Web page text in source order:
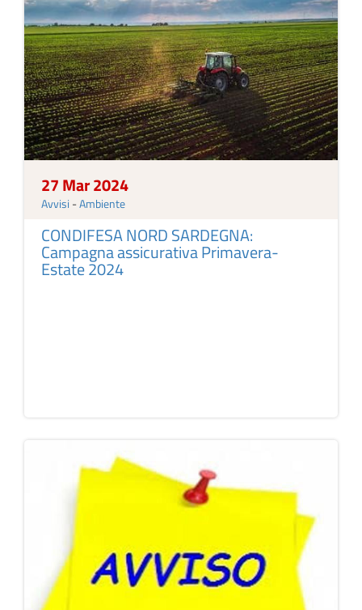
27 Mar 2024
Avvisi -Ambiente
CONDIFESA NORD SARDEGNA:
Campagna assicurativa Primavera-
Estate 2024